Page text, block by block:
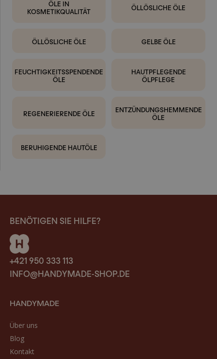
ÖLE IN
KOSMETIKQUALITÄT
ÖLLÖSLICHE ÖLE
ÖLLÖSLICHE ÖLE GELBE ÖLE
FEUCHTIGKEITSSPENDENDE
ÖLE
HAUTPFLEGENDE
ÖLPFLEGE
REGENERIERENDE ÖLE
ENTZÜNDUNGSHEMMENDE
ÖLE
BERUHIGENDE HAUTÖLE
BENÖTIGEN SIE HILFE?
+421 950 333 113
INFO@HANDYMADE-SHOP.DE
HANDYMADE
Über uns
Blog
Kontakt